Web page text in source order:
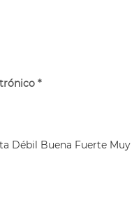
*
Débil Buena Fuerte Muy